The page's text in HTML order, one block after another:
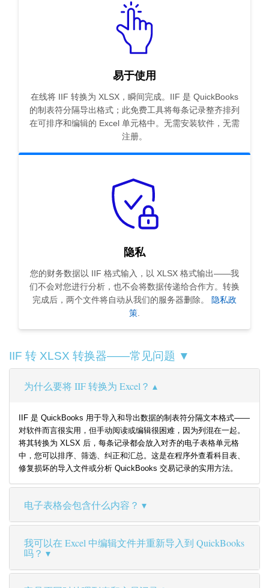
易于使用
在线将 IIF 转换为 XLSX，瞬间完成。IIF 是 QuickBooks
的制表符分隔导出格式；此免费工具将每条记录整齐排列
在可排序和编辑的 Excel 单元格中。无需安装软件，无需
注册。
隐私
您的财务数据以 IIF 格式输入，以 XLSX 格式输出——我
们不会对您进行分析，也不会将数据传递给合作方。转换
完成后，两个文件将自动从我们的服务器删除。
隐私政
策.
IIF 转 XLSX 转换器——常见问题 ▼
为什么要将 IIF 转换为 Excel？
IIF 是 QuickBooks 用于导入和导出数据的制表符分隔文本格式——
对软件而言很实用，但手动阅读或编辑很困难，因为列混在一起。
将其转换为 XLSX 后，每条记录都会放入对齐的电子表格单元格
中，您可以排序、筛选、纠正和汇总。这是在程序外查看科目表、
修复损坏的导入文件或分析 QuickBooks 交易记录的实用方法。
电子表格会包含什么内容？
我可以在 Excel 中编辑文件并重新导入到 QuickBooks
吗？